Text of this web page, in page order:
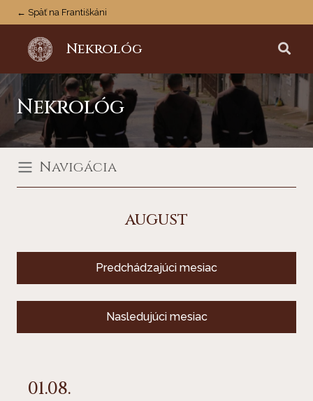
← Späť na Františkáni
Nekrológ
Nekrológ
Navigácia
Predchádzajúci mesiac
august
Nasledujúci mesiac
01.08.